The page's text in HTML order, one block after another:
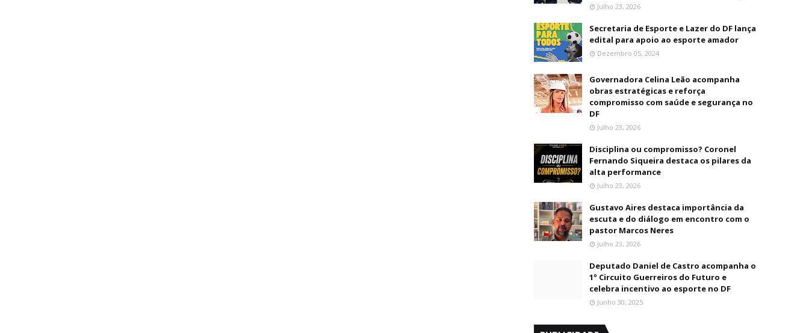
Julho 23, 2026
Secretaria de Esporte e Lazer do DF lança
edital para apoio ao esporte amador
Dezembro 05, 2024
Governadora Celina Leão acompanha
obras estratégicas e reforça
compromisso com saúde e segurança no
DF
Julho 23, 2026
Disciplina ou compromisso? Coronel
Fernando Siqueira destaca os pilares da
alta performance
Julho 23, 2026
Gustavo Aires destaca importância da
escuta e do diálogo em encontro com o
pastor Marcos Neres
Julho 23, 2026
Deputado Daniel de Castro acompanha o
1º Circuito Guerreiros do Futuro e
celebra incentivo ao esporte no DF
Junho 30, 2025